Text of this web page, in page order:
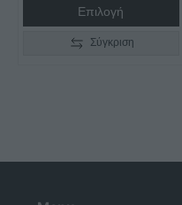
Επιλογή
Σύγκριση